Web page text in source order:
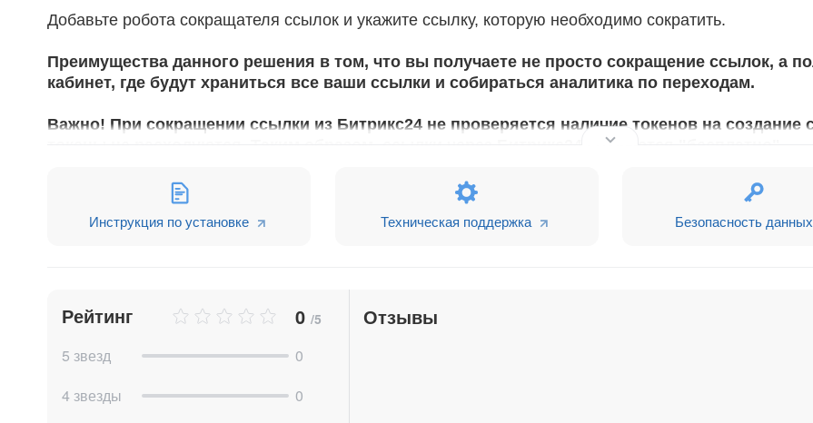
Добавьте робота сокращателя ссылок и укажите ссылку, которую необходимо сократить.
Преимущества данного решения в том, что вы получаете не просто сокращение ссылок, а
кабинет, где будут храниться все ваши ссылки и собираться аналитика по переходам.
Важно! При сокращении ссылки из Битрикс24 не проверяется наличие токенов на создание
токены не расходуются. Таким образом, ссылки через Битрикс24 создаются "бесплатно".
Не спешите оставлять какой-либо отзыв, заполните нашу форму поддержки и мы
https://anvl.ink/s/E8gKg
Инструкция по установке Техническая поддержка Безопасность данных
Рейтинг 0 /5
5 звезд
0
4 звезды
0
Отзывы